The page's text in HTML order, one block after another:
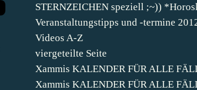
STERNZEICHEN speziell ;~))
Veranstaltungstipps und -termine
Videos A-Z
viergeteilte Seite
Xammis KALENDER FÜR ALLE
Xammis KALENDER FÜR ALLE